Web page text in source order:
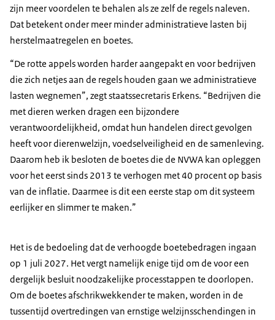
zijn meer voordelen te behalen als ze zelf de regels naleven.
Dat betekent onder meer minder administratieve lasten bij
herstelmaatregelen en boetes.
“De rotte appels worden harder aangepakt en voor bedrijven
die zich netjes aan de regels houden gaan we administratieve
lasten wegnemen”, zegt staatssecretaris Erkens. “Bedrijven die
met dieren werken dragen een bijzondere
verantwoordelijkheid, omdat hun handelen direct gevolgen
heeft voor dierenwelzijn, voedselveiligheid en de samenleving.
Daarom heb ik besloten de boetes die de NVWA kan opleggen
voor het eerst sinds 2013 te verhogen met 40 procent op basis
van de inflatie. Daarmee is dit een eerste stap om dit systeem
eerlijker en slimmer te maken.”
Het is de bedoeling dat de verhoogde boetebedragen ingaan
op 1 juli 2027. Het vergt namelijk enige tijd om de voor een
dergelijk besluit noodzakelijke processtappen te doorlopen.
Om de boetes afschrikwekkender te maken, worden in de
tussentijd overtredingen van ernstige welzijnsschendingen in